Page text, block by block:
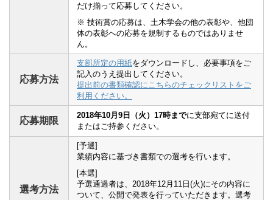
だけ揃って応募してください。
※ 技術賞の応募は、土木学会の他の表彰や、他団
体の表彰への応募を規制するものではありませ
ん。
応募方法
支部所定の用紙をダウンロードし、必要事項をご
記入のうえ提出してください。
提出前の書類確認にこちらのチェックリストをご
利用ください。
応募期限
2018年10月9日（火）17時までに支部宛てに送付
またはご持参ください。
選考方法
[予選]
業績内容に基づき書類での選考を行います。
[本選]
予選通過者は、2018年12月11日(火)にその内容に
ついて、公開で発表を行っていただきます。選考